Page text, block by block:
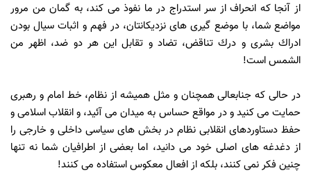
از آنجا كه انحراف از سر استدراج در ما نفوذ مى كند، به گمان من مرور
مواضع شما، با موضع گيرى هاى نزديكانتان، در فهم و اثبات سيال بودن
ادراك بشرى و درك تناقض، تضاد و تقابل اين هر دو ضد، اظهر من
الشمس است!
در حالى كه جنابعالى همچنان و مثل هميشه از نظام، خط امام و رهبرى
حمايت مى كنيد و در مواقع حساس به ميدان مى آئيد، و انقلاب اسلامى و
حفظ دستاوردهاى انقلابى نظام در بخش هاى سياسى داخلى و خارجى را
از دغدغه هاى اصلى خود مى دانيد، اما بعضى از اطرافيان شما نه تنها
چنين فكر نمى كنند، بلكه از افعال معكوس استفاده مى كنند!